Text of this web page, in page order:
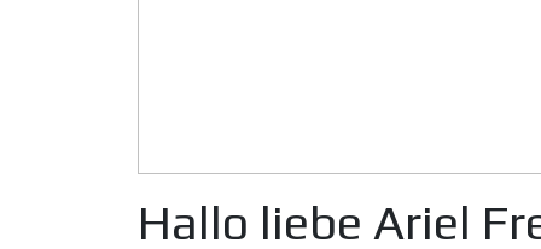
Hallo liebe Ariel